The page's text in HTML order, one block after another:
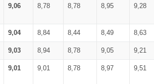
9,06 8,78 8,78 8,95 9,28
9,04 8,84 8,44 8,49 8,63
9,03 8,94 8,78 9,05 9,21
9,01 9,01 8,78 8,97 9,51